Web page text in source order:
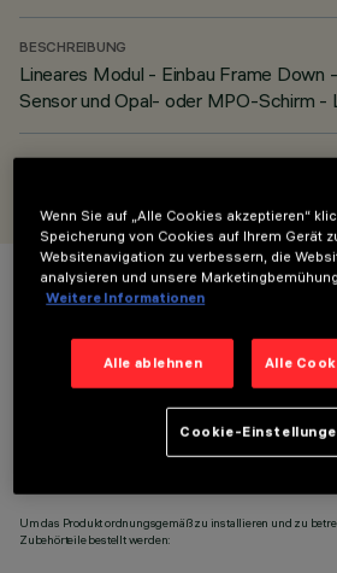
BESCHREIBUNG
Lineares Modul - Einbau Frame Down
Sensor und Opal- oder MPO-Schirm
FARBE
Um das Produkt ordnungsgemäß zu installieren und zu
Zubehörteile bestellt werden:
Wenn Sie auf „Alle Cookies akzeptieren“
Speicherung von Cookies auf Ihrem Gerät
Websitenavigation zu verbessern, die
analysieren und unsere
Weitere Informationen
Alle ablehnen Alle
Cookie-